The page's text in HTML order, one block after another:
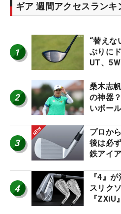
ギア 週間アクセスランキ
1
“替えな
ぶりに
UT、
2
桑木志
の神器
いボー
ー』 #
3
プロか
後は必
鉄アイ
4
『4』
スリク
『